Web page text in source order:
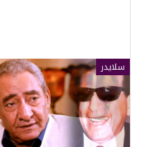
سلايدر